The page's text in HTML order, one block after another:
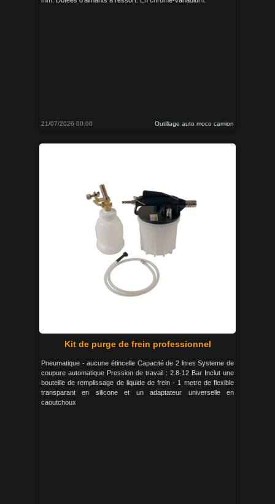
21/07/2026 00:00 Outillage auto moco camion
Kit de purge de frein professionnel
Pneumatique - aucune étincelle Capacité de 2 litres Systeme de
coupure automatique Pression de travail : 2.8-12 Bar Inclut une
bouteille de remplissage de liquide de frein - 1 metre de flexible
transparant en silicone et un adaptateur universelle en
caoutchoux